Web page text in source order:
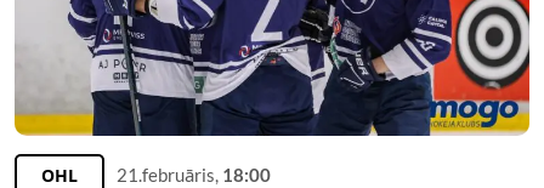
OHL 21.februāris, 18:00